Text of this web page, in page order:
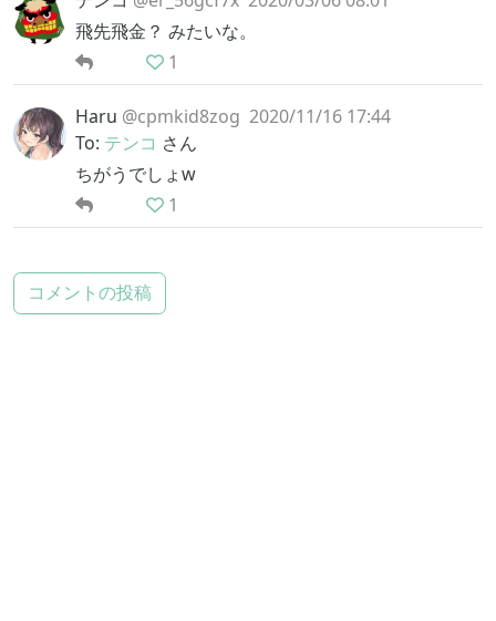
飛先飛金？ みたいな。
1
Haru @cpmkid8zog 2020/11/16 17:44
To: テンコ さん
ちがうでしょw
1
コメントの投稿